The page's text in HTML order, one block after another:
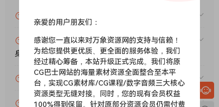
种“下沉感”的宽相位效果。该效果已“随时”包含在乐器中：A432
将其自动化，为墙壁赋予一些埃舍尔式的能量。
需要 Native InstrumentsKontaktPlayer 或
Kontakt FULL v6.7.0 及更高版本！
赞助包月VIP（或包年VIP）后能升级包年（或终
身VIP）吗？
为什么付款了未开通VIP会员？
账号可以分享或者借给别人用吗？
亲爱的用户朋友们：
感谢您一直以来对万象资源网的支持与信赖！
为给您提供更优质、更全面的服务体验，我们
经过精心筹备，本站升级正式完成。我们将原
CG巴士网站的海量素材资源全面整合至本平
台，实现CG素材库/CG课程/数字音频三大核心
资源类型无缝对接。同时，您的现有会员权益
100%得到保留。针对原部分资源会员仍需付费